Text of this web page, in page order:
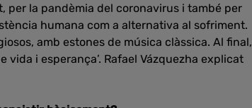
per la pandèmia del coronavirus i també per
humana com a alternativa al sofriment.
amb estones de música clàssica. Al final,
i esperança’. Rafael Vázquezha explicat